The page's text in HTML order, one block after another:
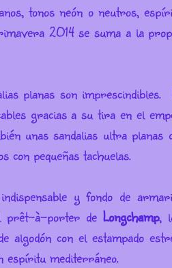
tonos neón o neutros,
2014 se suma a la
planas son imprescindibles.
gracias a su tira en el
unas sandalias ultra
con pequeñas tachuelas.
y fondo de
prêt-à-porter de Longchamp,
algodón con el estampado
espíritu mediterráneo.